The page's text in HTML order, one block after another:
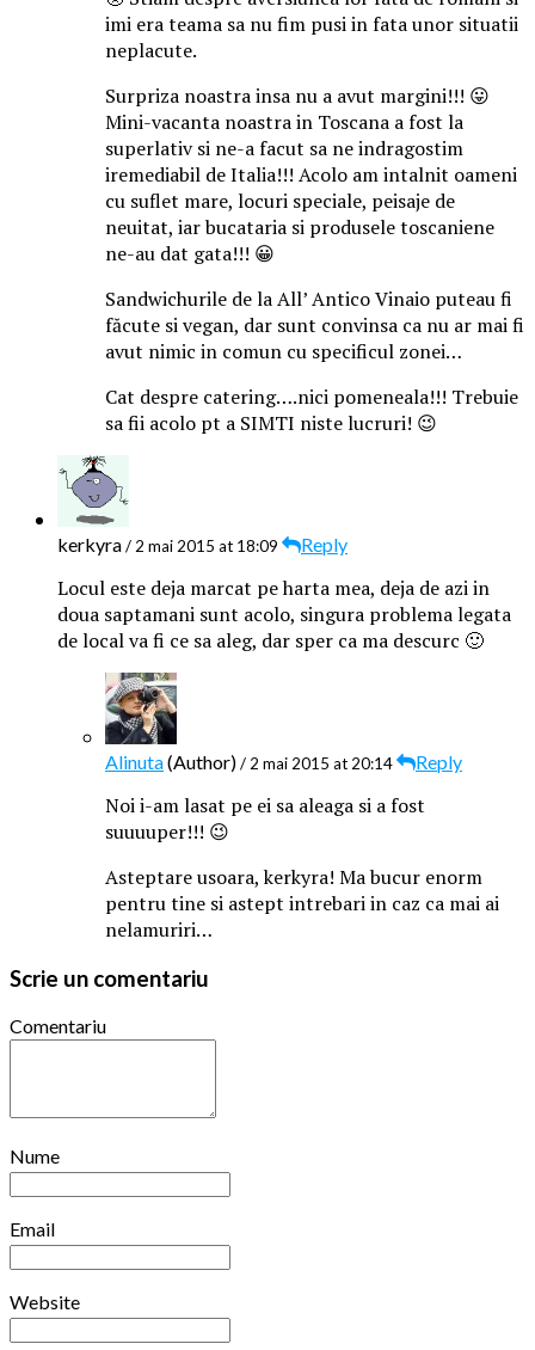
imi era teama sa nu fim pusi in fata unor situatii
neplacute.
Surpriza noastra insa nu a avut margini!!! 😛
Mini-vacanta noastra in Toscana a fost la
superlativ si ne-a facut sa ne indragostim
iremediabil de Italia!!! Acolo am intalnit oameni
cu suflet mare, locuri speciale, peisaje de
neuitat, iar bucataria si produsele toscaniene
ne-au dat gata!!! 😀
Sandwichurile de la All’ Antico Vinaio puteau fi
făcute si vegan, dar sunt convinsa ca nu ar mai fi
avut nimic in comun cu specificul zonei…
Cat despre catering….nici pomeneala!!! Trebuie
sa fii acolo pt a SIMTI niste lucruri! 😉
kerkyra/ 2 mai 2015 at 18:09 Reply
Locul este deja marcat pe harta mea, deja de azi in
doua saptamani sunt acolo, singura problema legata
de local va fi ce sa aleg, dar sper ca ma descurc 🙂
Alinuta(Author)/ 2 mai 2015 at 20:14 Reply
Noi i-am lasat pe ei sa aleaga si a fost
suuuuper!!! 😉
Asteptare usoara, kerkyra! Ma bucur enorm
pentru tine si astept intrebari in caz ca mai ai
nelamuriri…
Scrie un comentariu
Comentariu
Nume
Email
Website